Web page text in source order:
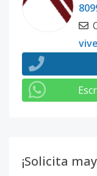
¡Solicita